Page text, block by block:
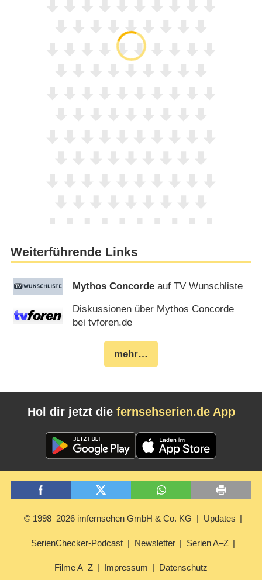
Weiterführende Links
Mythos Concorde auf TV Wunschliste
Diskussionen über Mythos Concorde
bei tvforen.de
mehr…
Hol dir jetzt die fernsehserien.de App
© 1998–2026 imfernsehen GmbH & Co. KG Updates
SerienChecker-Podcast Newsletter Serien A–Z
Filme A–Z Impressum Datenschutz